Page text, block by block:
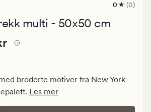
0
0 (0)
multi - 50x50 cm
pris
broderte motiver fra New York
Les mer